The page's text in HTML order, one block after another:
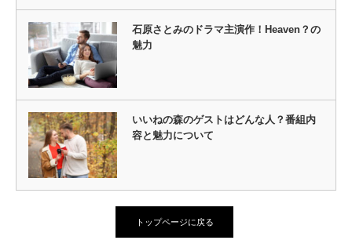
石原さとみのドラマ主演作！Heaven？の
魅力
いいねの森のゲストはどんな人？番組内
容と魅力について
トップページに戻る